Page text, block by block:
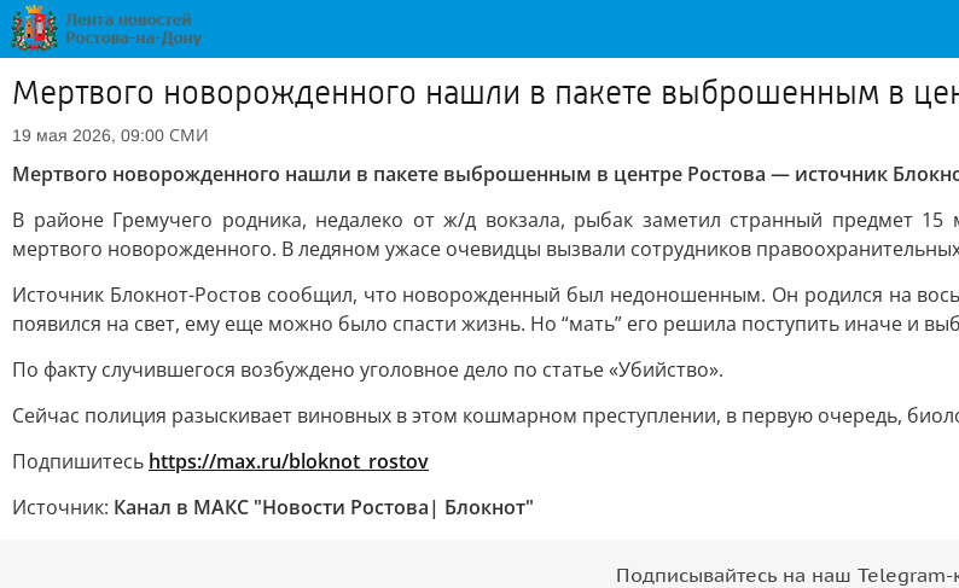
Мертвого новорожденного нашли в пакете выброшенным в
19 мая 2026, 09:00 СМИ
Мертвого новорожденного нашли в пакете выброшенным в центре Ростова — источник
В районе Гремучего родника, недалеко от ж/д вокзала, рыбак заметил странный предмет
мертвого новорожденного. В ледяном ужасе очевидцы вызвали сотрудников
Источник Блокнот-Ростов сообщил, что новорожденный был недоношенным. Он родился на
появился на свет, ему еще можно было спасти жизнь. Но “мать” его решила поступить иначе и
По факту случившегося возбуждено уголовное дело по статье «Убийство».
Сейчас полиция разыскивает виновных в этом кошмарном преступлении, в первую очередь,
Подпишитесь https://max.ru/bloknot_rostov
Источник: Канал в МАКС "Новости Ростова| Блокнот"
Подписывайтесь на наш Telegram-